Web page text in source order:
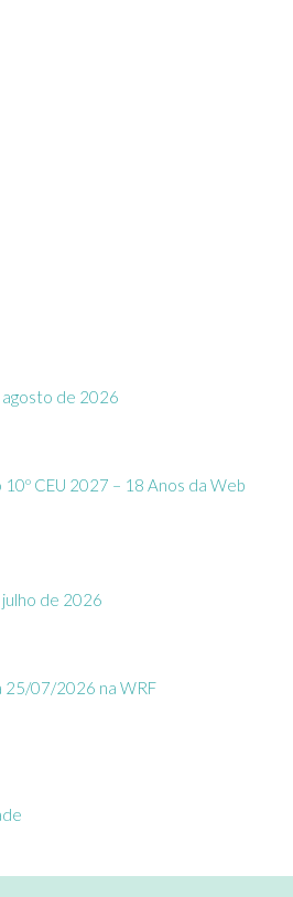
agosto de 2026
CEU 2027 – 18 Anos da Web
julho de 2026
25/07/2026 na WRF